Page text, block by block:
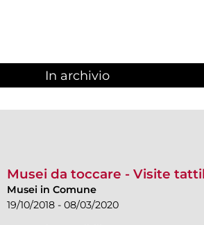
In archivio
Musei da toccare - Visite
Musei in Comune
19/10/2018 - 08/03/2020